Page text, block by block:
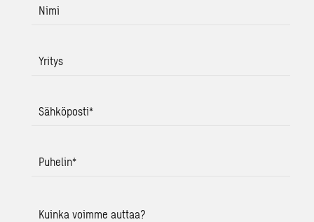
Nimi
Yritys
Sähköposti*
Puhelin*
Kuinka voimme auttaa?